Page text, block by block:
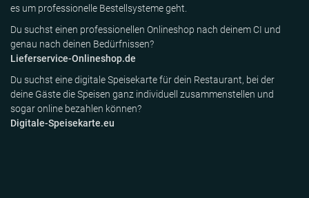
es um professionelle Bestellsysteme geht.
Du suchst einen professionellen Onlineshop nach deinem CI und
genau nach deinen Bedürfnissen?
Lieferservice-Onlineshop.de
Du suchst eine digitale Speisekarte für dein Restaurant, bei der
deine Gäste die Speisen ganz individuell zusammenstellen und
sogar online bezahlen können?
Digitale-Speisekarte.eu